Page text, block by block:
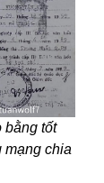
bằng tốt
mạng chia